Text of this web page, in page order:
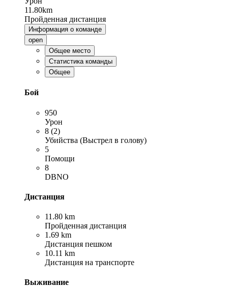
11.80km
Пройденная дистанция
Информация о команде
open
Общее место
Статистика команды
Общее
Бой
950
Урон
8 (2)
Убийства (Выстрел в голову)
5
Помощи
8
DBNO
Дистанция
11.80 km
Пройденная дистанция
1.69 km
Дистанция пешком
10.11 km
Дистанция на транспорте
Выживание